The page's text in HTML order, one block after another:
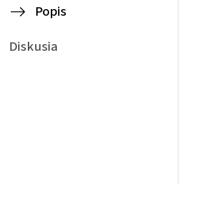
Popis
Diskusia